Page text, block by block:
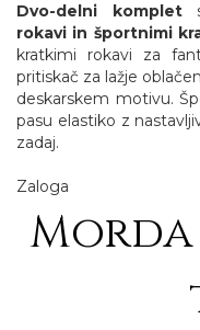
Dvo-delni komplet
rokavi in športnimi
kratkimi rokavi za
pritiskač za lažje
deskarskem motivu.
pasu elastiko z
zadaj.
Zaloga
Morda